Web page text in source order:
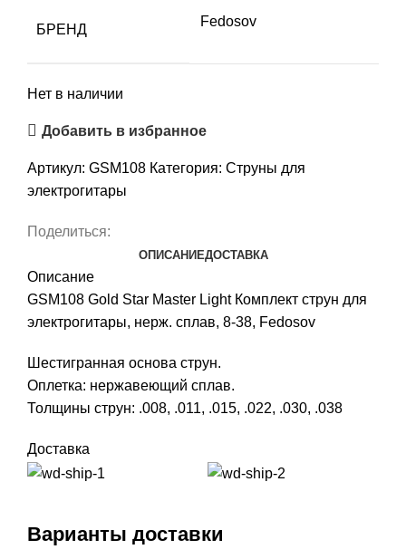
БРЕНД
Fedosov
Нет в наличии
Добавить в избранное
Артикул: GSM108 Категория: Струны для
электрогитары
Поделиться:
ОПИСАНИЕДОСТАВКА
Описание
GSM108 Gold Star Master Light Комплект струн для
электрогитары, нерж. сплав, 8-38, Fedosov
Шестигранная основа струн.
Оплетка: нержавеющий сплав.
Толщины струн: .008, .011, .015, .022, .030, .038
Доставка
Варианты доставки